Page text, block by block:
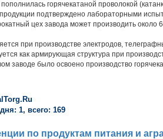
пополнилась горячекатаной проволокой
подтверждено лабораторными
цех завода может производить около
при производстве электродов,
как армирующая структура при
заводе было освоено производство
1, всего: 169
по продуктам питания и